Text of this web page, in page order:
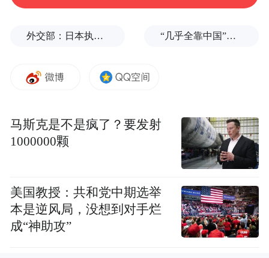
精美展品吸引游客驻足观看（图片来源：凤凰网
佛教）
外交部：日本执政当局应倾听民众呼声，停止在核问题上玩火 “几乎全靠中国”，印度盯上光伏产业链关键一环
马斯克是不是疯了？要发射
1000000颗
美国教授：共和党中期选举
本是逆风局，没想到对手烂
成“神助攻”